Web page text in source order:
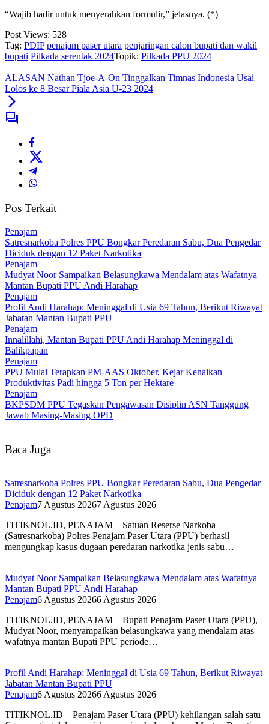
“Wajib hadir untuk menyerahkan formulir,” jelasnya. (*)
Post Views: 528
Tag: PDIP penajam paser utara penjaringan calon bupati dan wakil
bupati Pilkada serentak 2024Topik: Pilkada PPU 2024
ALASAN Nathan Tjoe-A-On Tinggalkan Timnas Indonesia Usai
Lolos ke 8 Besar Piala Asia U-23 2024
Pos Terkait
Penajam
Satresnarkoba Polres PPU Bongkar Peredaran Sabu, Dua Pengedar
Diciduk dengan 12 Paket Narkotika
Penajam
Mudyat Noor Sampaikan Belasungkawa Mendalam atas Wafatnya
Mantan Bupati PPU Andi Harahap
Penajam
Profil Andi Harahap: Meninggal di Usia 69 Tahun, Berikut Riwayat
Jabatan Mantan Bupati PPU
Penajam
Innalillahi, Mantan Bupati PPU Andi Harahap Meninggal di
Balikpapan
Penajam
PPU Mulai Terapkan PM-AAS Oktober, Kejar Kenaikan
Produktivitas Padi hingga 5 Ton per Hektare
Penajam
BKPSDM PPU Tegaskan Pengawasan Disiplin ASN Tanggung
Jawab Masing-Masing OPD
Baca Juga
Satresnarkoba Polres PPU Bongkar Peredaran Sabu, Dua Pengedar
Diciduk dengan 12 Paket Narkotika
Penajam7 Agustus 20267 Agustus 2026
TITIKNOL.ID, PENAJAM – Satuan Reserse Narkoba
(Satresnarkoba) Polres Penajam Paser Utara (PPU) berhasil
mengungkap kasus dugaan peredaran narkotika jenis sabu…
Mudyat Noor Sampaikan Belasungkawa Mendalam atas Wafatnya
Mantan Bupati PPU Andi Harahap
Penajam6 Agustus 20266 Agustus 2026
TITIKNOL.ID, PENAJAM – Bupati Penajam Paser Utara (PPU),
Mudyat Noor, menyampaikan belasungkawa yang mendalam atas
wafatnya mantan Bupati PPU periode…
Profil Andi Harahap: Meninggal di Usia 69 Tahun, Berikut Riwayat
Jabatan Mantan Bupati PPU
Penajam6 Agustus 20266 Agustus 2026
TITIKNOL.ID – Penajam Paser Utara (PPU) kehilangan salah satu